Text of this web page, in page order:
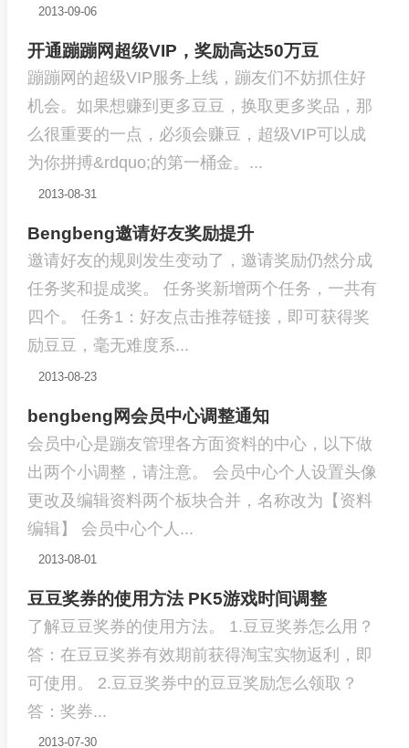
2013-09-06
开通蹦蹦网超级VIP，奖励高达50万豆
蹦蹦网的超级VIP服务上线，蹦友们不妨抓住好
机会。如果想赚到更多豆豆，换取更多奖品，那
么很重要的一点，必须会赚豆，超级VIP可以成
为你拼搏&rdquo;的第一桶金。...
2013-08-31
Bengbeng邀请好友奖励提升
邀请好友的规则发生变动了，邀请奖励仍然分成
任务奖和提成奖。 任务奖新增两个任务，一共有
四个。 任务1：好友点击推荐链接，即可获得奖
励豆豆，毫无难度系...
2013-08-23
bengbeng网会员中心调整通知
会员中心是蹦友管理各方面资料的中心，以下做
出两个小调整，请注意。 会员中心个人设置头像
更改及编辑资料两个板块合并，名称改为【资料
编辑】 会员中心个人...
2013-08-01
豆豆奖券的使用方法 PK5游戏时间调整
了解豆豆奖券的使用方法。 1.豆豆奖券怎么用？
答：在豆豆奖券有效期前获得淘宝实物返利，即
可使用。 2.豆豆奖券中的豆豆奖励怎么领取？
答：奖券...
2013-07-30